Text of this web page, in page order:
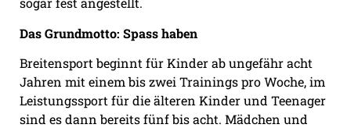
Das Grundmotto: Spass haben
Breitensport beginnt für Kinder ab ungefähr acht
Jahren mit einem bis zwei Trainings pro Woche, im
Leistungssport für die älteren Kinder und Teenager
sind es dann bereits fünf bis acht. Mädchen und